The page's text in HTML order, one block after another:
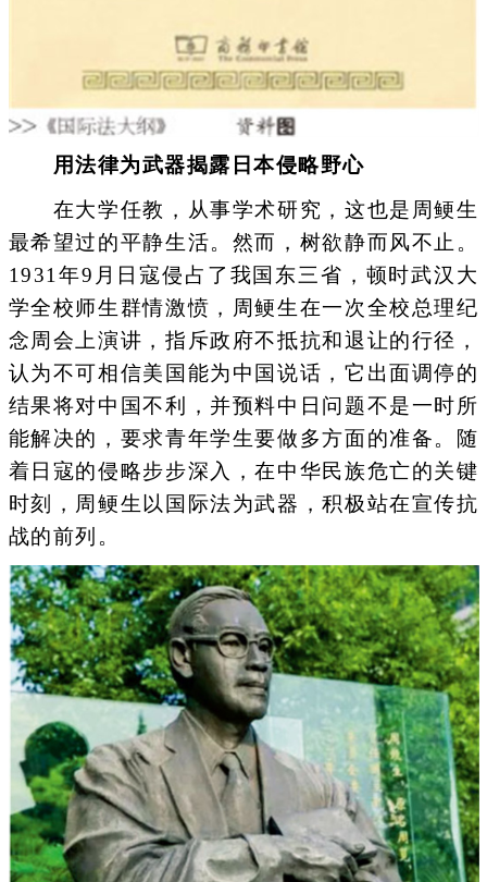
用法律为武器揭露日本侵略野心
在大学任教，从事学术研究，这也是周鲠生
最希望过的平静生活。然而，树欲静而风不止。
1931年9月日寇侵占了我国东三省，顿时武汉大
学全校师生群情激愤，周鲠生在一次全校总理纪
念周会上演讲，指斥政府不抵抗和退让的行径，
认为不可相信美国能为中国说话，它出面调停的
结果将对中国不利，并预料中日问题不是一时所
能解决的，要求青年学生要做多方面的准备。随
着日寇的侵略步步深入，在中华民族危亡的关键
时刻，周鲠生以国际法为武器，积极站在宣传抗
战的前列。